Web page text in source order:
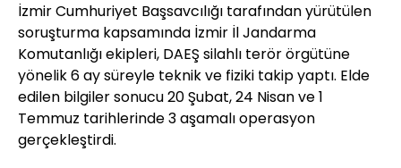
İzmir Cumhuriyet Başsavcılığı tarafından yürütülen
soruşturma kapsamında İzmir İl Jandarma
Komutanlığı ekipleri, DAEŞ silahlı terör örgütüne
yönelik 6 ay süreyle teknik ve fiziki takip yaptı. Elde
edilen bilgiler sonucu 20 Şubat, 24 Nisan ve 1
Temmuz tarihlerinde 3 aşamalı operasyon
gerçekleştirdi.